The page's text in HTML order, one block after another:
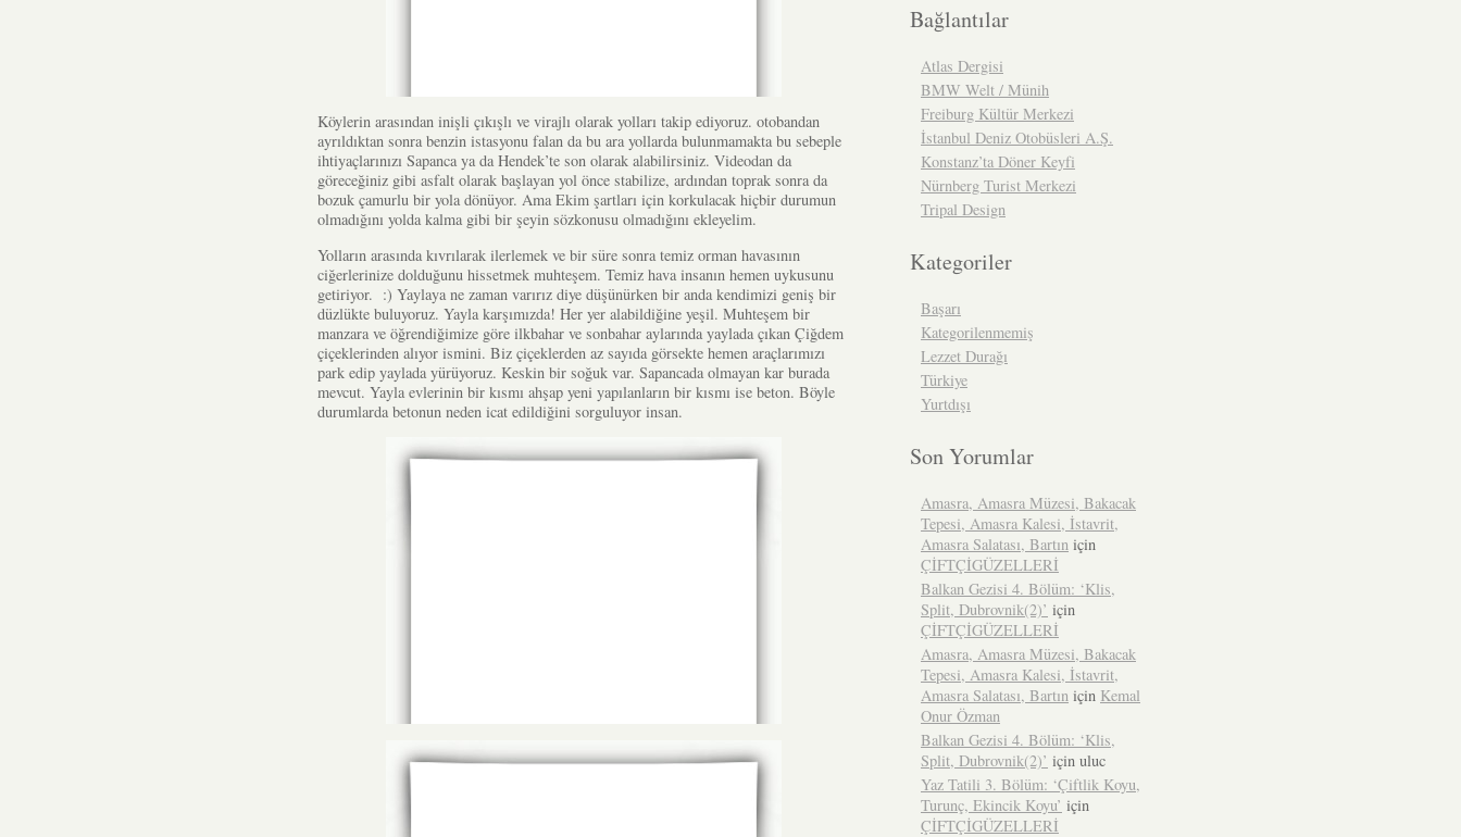
Köylerin arasından inişli çıkışlı ve virajlı olarak yolları takip ediyoruz. otobandan
ayrıldıktan sonra benzin istasyonu falan da bu ara yollarda bulunmamakta bu sebeple
ihtiyaçlarınızı Sapanca ya da Hendek’te son olarak alabilirsiniz. Videodan da
göreceğiniz gibi asfalt olarak başlayan yol önce stabilize, ardından toprak sonra da
bozuk çamurlu bir yola dönüyor. Ama Ekim şartları için korkulacak hiçbir durumun
olmadığını yolda kalma gibi bir şeyin sözkonusu olmadığını ekleyelim.
Yolların arasında kıvrılarak ilerlemek ve bir süre sonra temiz orman havasının
ciğerlerinize dolduğunu hissetmek muhteşem. Temiz hava insanın hemen uykusunu
getiriyor. :) Yaylaya ne zaman varırız diye düşünürken bir anda kendimizi geniş bir
düzlükte buluyoruz. Yayla karşımızda! Her yer alabildiğine yeşil. Muhteşem bir
manzara ve öğrendiğimize göre ilkbahar ve sonbahar aylarında yaylada çıkan Çiğdem
çiçeklerinden alıyor ismini. Biz çiçeklerden az sayıda görsekte hemen araçlarımızı
park edip yaylada yürüyoruz. Keskin bir soğuk var. Sapancada olmayan kar burada
mevcut. Yayla evlerinin bir kısmı ahşap yeni yapılanların bir kısmı ise beton. Böyle
durumlarda betonun neden icat edildiğini sorguluyor insan.
Bağlantılar
Atlas Dergisi
BMW Welt / Münih
Freiburg Kültür Merkezi
İstanbul Deniz Otobüsleri A.Ş.
Konstanz’ta Döner Keyfi
Nürnberg Turist Merkezi
Tripal Design
Kategoriler
Başarı
Kategorilenmemiş
Lezzet Durağı
Türkiye
Yurtdışı
Son Yorumlar
Amasra, Amasra Müzesi, Bakacak
Tepesi, Amasra Kalesi, İstavrit,
Amasra Salatası, Bartın için
ÇİFTÇİGÜZELLERİ
Balkan Gezisi 4. Bölüm: ‘Klis,
Split, Dubrovnik(2)’ için
ÇİFTÇİGÜZELLERİ
Amasra, Amasra Müzesi, Bakacak
Tepesi, Amasra Kalesi, İstavrit,
Amasra Salatası, Bartın için Kemal
Onur Özman
Balkan Gezisi 4. Bölüm: ‘Klis,
Split, Dubrovnik(2)’ için uluc
Yaz Tatili 3. Bölüm: ‘Çiftlik Koyu,
Turunç, Ekincik Koyu’ için
ÇİFTÇİGÜZELLERİ